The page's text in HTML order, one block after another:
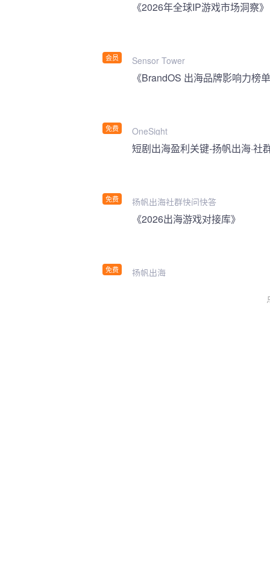
会员
《2026年全球IP游戏市场洞察》
Sensor Tower
免费
《BrandOS 出海品牌影响力榜
OneSight
免费
短剧出海盈利关键-扬帆出海·社
扬帆出海社群快问快答
免费
《2026出海游戏对接库》
扬帆出海